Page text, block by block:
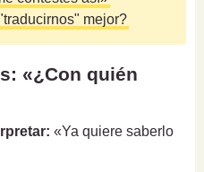
mejor?
«¿Con quién
«Ya quiere saberlo